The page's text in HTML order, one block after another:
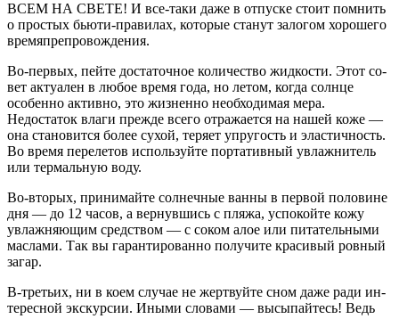
ВСЕМ НА СВЕТЕ! И все-таки даже в отпуске стоит помнить
о простых бьюти-правилах, кото­рые станут залогом хорошего
времяпрепровождения.
Во-первых, пейте достаточное количество жидкости. Этот со­
вет актуален в любое время года, но летом, когда солнце
особен­но активно, это жизненно необходимая мера.
Недостаток влаги прежде всего отражается на нашей коже —
она становится более сухой, теряет упругость и эластичность.
Во время перелетов ис­пользуйте портативный увлажнитель
или термальную воду.
Во-вторых, принимайте солнечные ванны в первой половине
дня — до 12 часов, а вернувшись с пляжа, успокойте кожу
увлаж­няющим средством — с соком алое или питательными
маслами. Так вы гарантированно получите красивый ровный
загар.
В-третьих, ни в коем случае не жертвуйте сном даже ради ин­
тересной экскурсии. Иными словами — высыпайтесь! Ведь